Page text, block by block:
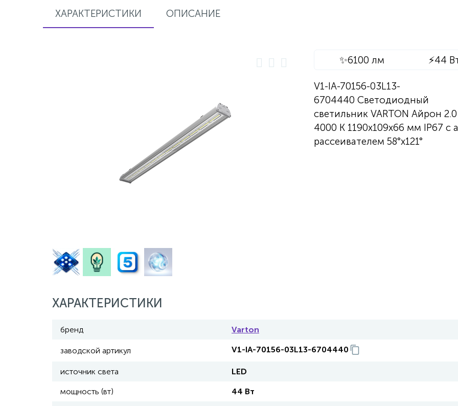
ХАРАКТЕРИСТИКИ ОПИСАНИЕ
✨6100 лм ⚡44
V1-IA-70156-03L13-
6704440 Светодиодный
светильник VARTON Айрон
4000 K 1190х109х66 мм IP67 с
рассеивателем 58°x121°
ХАРАКТЕРИСТИКИ
бренд Varton
заводской артикул V1-IA-70156-03L13-6704440
источник света LED
мощность (вт) 44 Вт